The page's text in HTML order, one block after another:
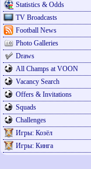
Statistics & Odds
TV Broadcasts
Football News
Photo Galleries
Draws
All Champs at VOON
Vacancy Search
Offers & Invitations
Squads
Challenges
Игры: Козёл
Игры: Кинга